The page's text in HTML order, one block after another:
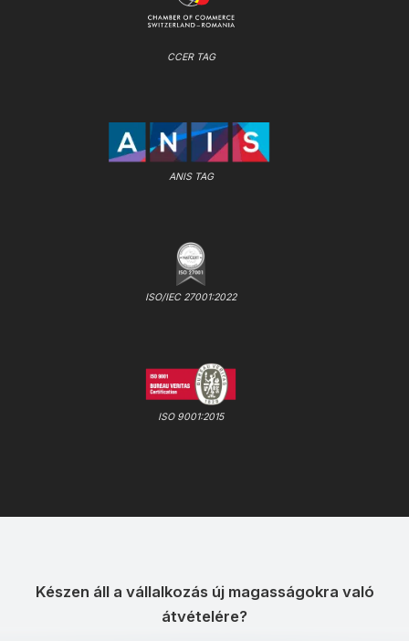
CCER TAG
ANIS TAG
ISO/IEC 27001:2022
ISO 9001:2015
Készen áll a vállalkozás új magasságokra való
átvételére?